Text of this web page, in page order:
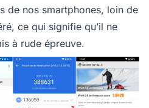
de nos smartphones, loin de
ce qui signifie qu’il ne
à rude épreuve.